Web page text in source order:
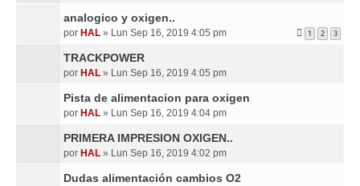
analogico y oxigen..
por HAL » Lun Sep 16, 2019 4:05 pm 1 2 3
TRACKPOWER
por HAL » Lun Sep 16, 2019 4:05 pm
Pista de alimentacion para oxigen
por HAL » Lun Sep 16, 2019 4:04 pm
PRIMERA IMPRESION OXIGEN..
por HAL » Lun Sep 16, 2019 4:02 pm
Dudas alimentación cambios O2